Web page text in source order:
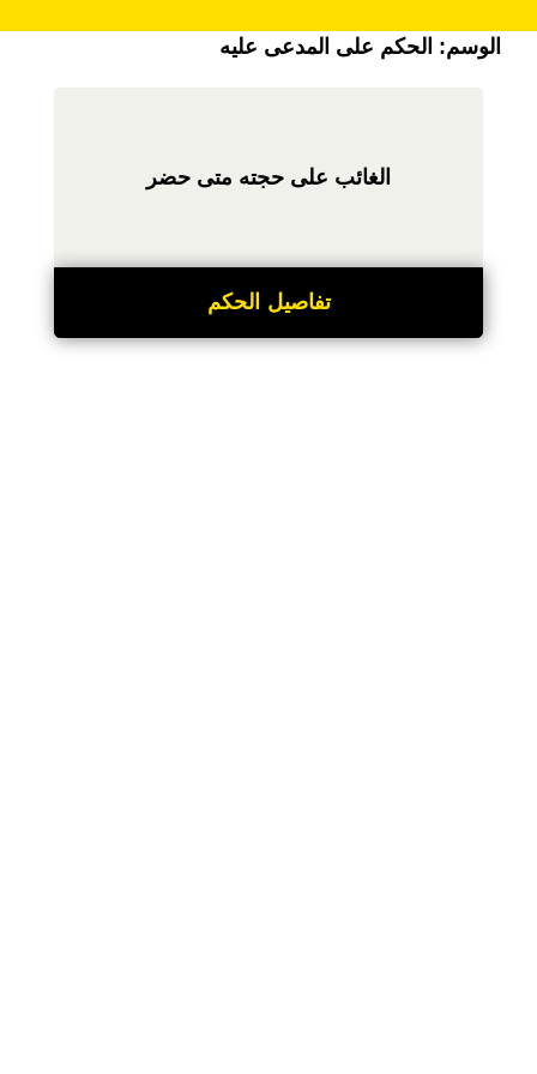
الوسم: الحكم على المدعى عليه
الغائب على حجته متى حضر
تفاصيل الحكم